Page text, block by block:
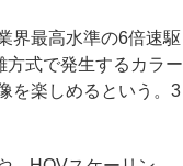
界最高水準の6倍速駆
式で発生するカラー
を楽しめるという。3